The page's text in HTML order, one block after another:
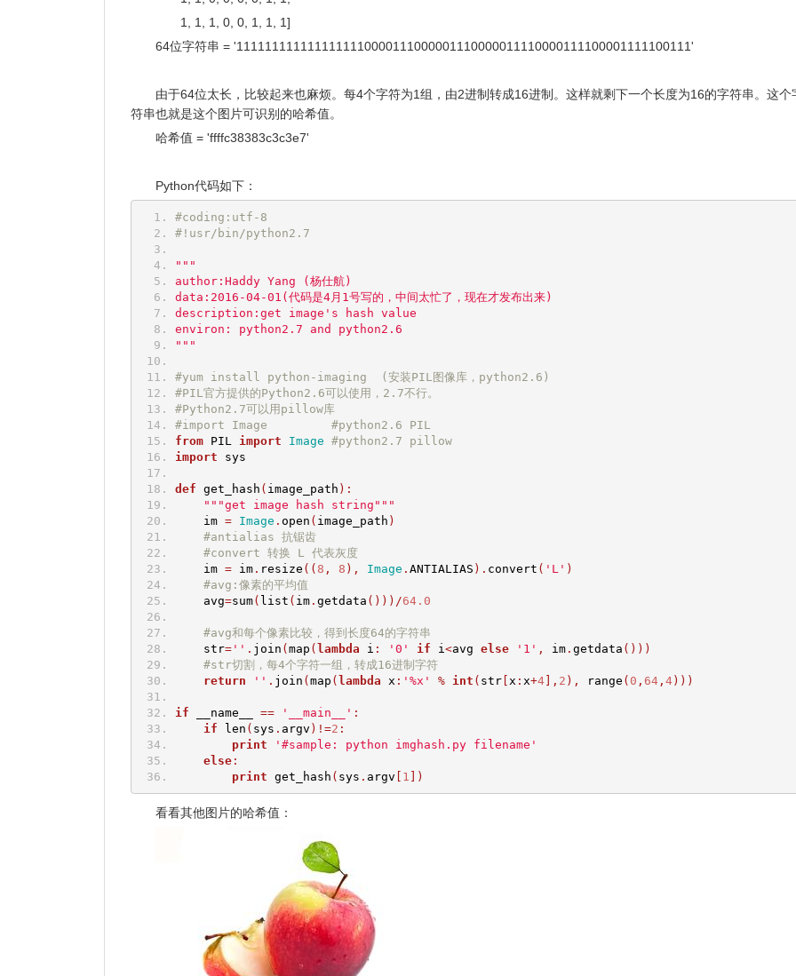
1, 1, 1, 0, 0, 1, 1, 1]
64位字符串 = '1111111111111111110000111000001110000011110000111100001111100111'
由于64位太长，比较起来也麻烦。每4个字符为1组，由2进制转成16进制。这样就剩下一个长度为16的字符串。这个
符串也就是这个图片可识别的哈希值。
哈希值 = 'ffffc38383c3c3e7'
Python代码如下：
#coding:utf-8
#!usr/bin/python2.7
"""
author:Haddy Yang (杨仕航)
data:2016-04-01(代码是4月1号写的，中间太忙了，现在才发布出来)
description:get image's hash value
environ: python2.7 and python2.6
"""
#yum install python-imaging  (安装PIL图像库，python2.6)
#PIL官方提供的Python2.6可以使用，2.7不行。
#Python2.7可以用pillow库
#import Image         #python2.6 PIL
from PIL import Image #python2.7 pillow
import sys
def get_hash ( image_path ):
"""get image hash string"""
im = Image . open ( image_path )
#antialias 抗锯齿
#convert 转换 L 代表灰度
im = im. resize (( 8 , 8 ), Image . ANTIALIAS ). convert ( 'L' )
#avg:像素的平均值
avg=sum( list ( im. getdata ()))/64.0
#avg和每个像素比较，得到长度64的字符串
str='' . join (map (lambda i : '0' if i <avg else '1' , im. getdata ()))
#str切割，每4个字符一组，转成16进制字符
return
'' . join (map (lambda x : '%x' % int ( str[ x : x+4], 2 ), range ( 0 , 64, 4)))
if __name__ == '__main__' :
if len ( sys . argv )!=2 :
print
'#sample: python imghash.py filename'
else:
print get_hash ( sys . argv [ 1 ])
看看其他图片的哈希值：